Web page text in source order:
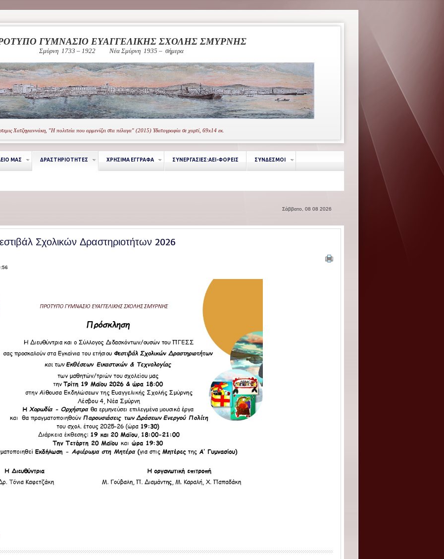
ΓΥΜΝΑΣΙΟ ΕΥΑΓΓΕΛΙΚΗΣ ΣΧΟΛΗΣ ΣΜΥΡΝΗΣ
Σμύρνη 1733 – 1922 Νέα Σμύρνη 1935 – σήμερα
Χατζηγιαννάκη, "Η πολιτεία που αρμενίζει στα πέλαγα" (2015) Υδατογραφία σε χαρτί, 69x14 εκ.
ΜΑΣ ΔΡΑΣΤΗΡΙΟΤΗΤΕΣ ΧΡΗΣΙΜΑ ΕΓΓΡΑΦΑ ΣΥΝΕΡΓΑΣΙΕΣ:ΑΕΙ-ΦΟΡΕΙΣ ΣΥΝΔΕΣΜΟΙ
Σάββατο, 08 08 2026
Σχολικών Δραστηριοτήτων 2026